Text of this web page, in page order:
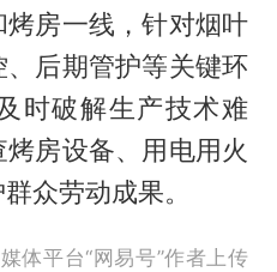
房一线，针对烟叶
后期管护等关键环
时破解生产技术难
房设备、用电用火
众劳动成果。
体平台“网易号”作者上传